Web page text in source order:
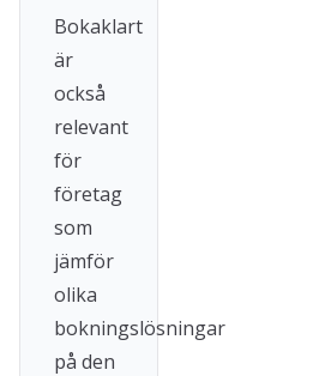
Bokaklart
är
också
relevant
för
företag
som
jämför
olika
bokningslösningar
på den